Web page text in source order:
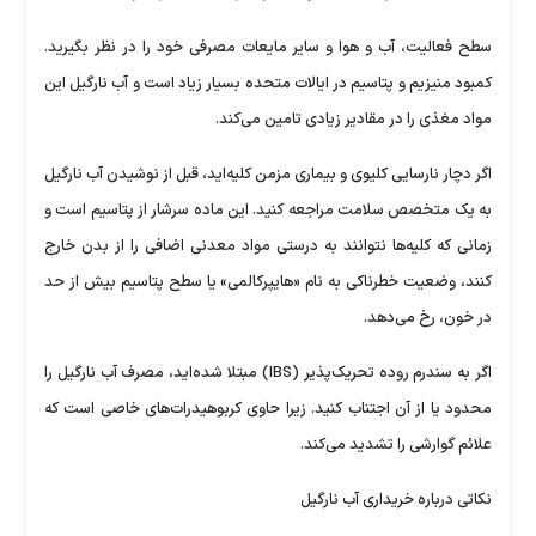
سطح فعالیت، آب و هوا و سایر مایعات مصرفی خود را در نظر بگیرید.
کمبود منیزیم و پتاسیم در ایالات متحده بسیار زیاد است و آب نارگیل این
مواد مغذی را در مقادیر زیادی تامین می‌کند.
اگر دچار نارسایی کلیوی و بیماری مزمن کلیه‌اید، قبل از نوشیدن آب نارگیل
به یک متخصص سلامت مراجعه کنید. این ماده سرشار از پتاسیم است و
زمانی که کلیه‌ها نتوانند به درستی مواد معدنی اضافی را از بدن خارج
کنند، وضعیت خطرناکی به نام «هایپرکالمی» یا سطح پتاسیم بیش از حد
در خون، رخ می‌دهد.
اگر به سندرم روده تحریک‌پذیر (IBS) مبتلا شده‌اید، مصرف آب نارگیل را
محدود یا از آن اجتناب کنید. زیرا حاوی کربوهیدرات‌های خاصی است که
علائم گوارشی را تشدید می‌کند.
نکاتی درباره خریداری آب نارگیل